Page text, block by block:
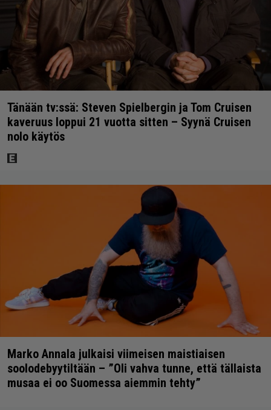
Tänään tv:ssä: Steven Spielbergin ja Tom Cruisen
kaveruus loppui 21 vuotta sitten – Syynä Cruisen
nolo käytös
Marko Annala julkaisi viimeisen maistiaisen
soolodebyytiltään – ”Oli vahva tunne, että tällaista
musaa ei oo Suomessa aiemmin tehty”